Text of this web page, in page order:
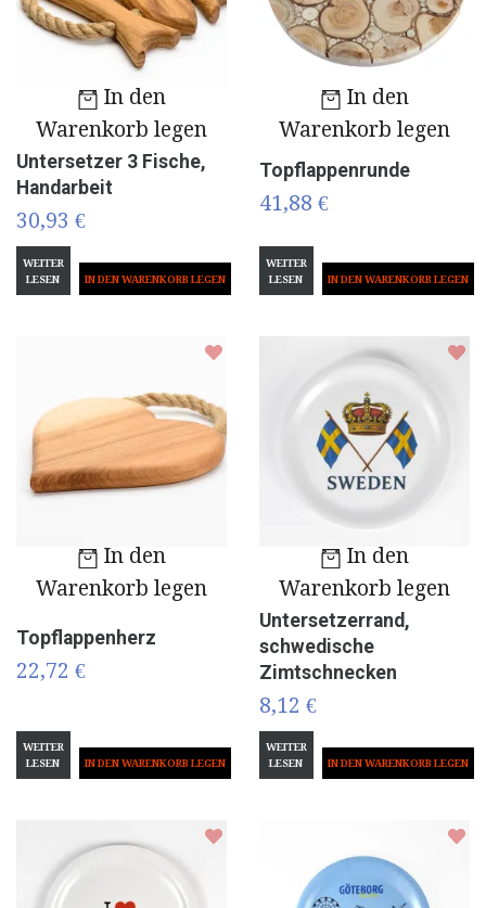
In den
Warenkorb legen
Untersetzer 3 Fische,
Handarbeit
30,93 €
WEITER
LESEN
In den
Warenkorb legen
Topflappenrunde
41,88 €
WEITER
LESEN
In den
Warenkorb legen
Topflappenherz
22,72 €
WEITER
LESEN
In den
Warenkorb legen
Untersetzerrand,
schwedische
Zimtschnecken
8,12 €
WEITER
LESEN